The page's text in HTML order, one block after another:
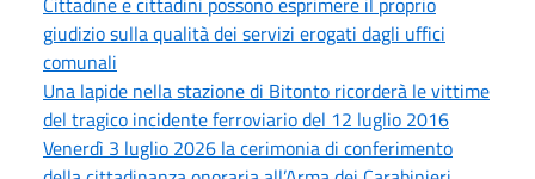
giudizio sulla qualità dei servizi erogati dagli uffici
comunali
Una lapide nella stazione di Bitonto ricorderà le vittime
del tragico incidente ferroviario del 12 luglio 2016
Venerdì 3 luglio 2026 la cerimonia di conferimento